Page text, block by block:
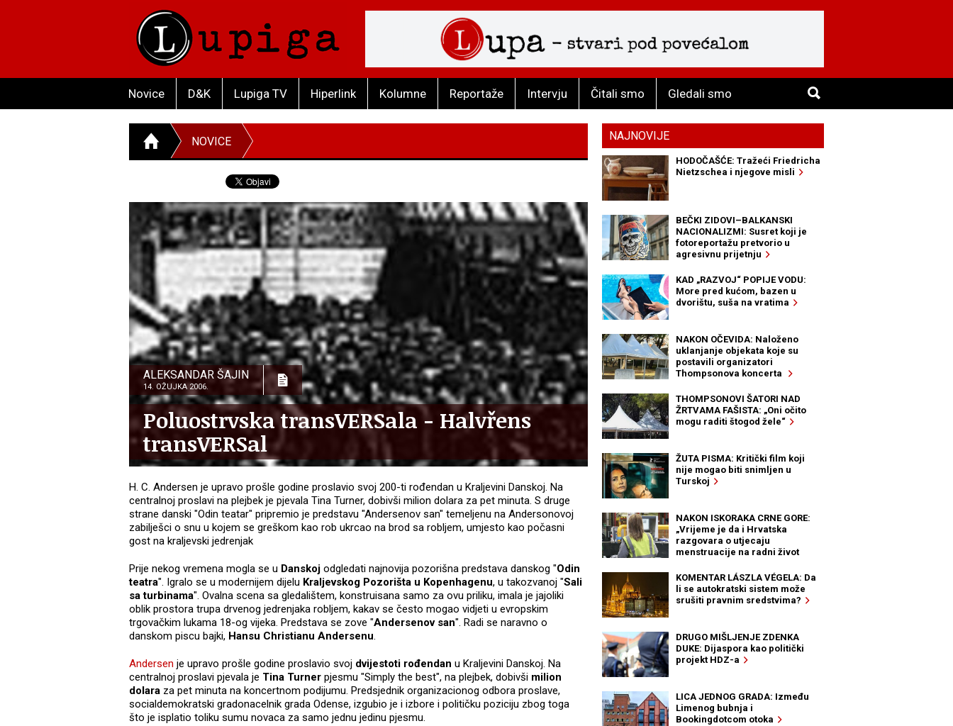
Novice D&K Lupiga TV Hiperlink Kolumne Reportaže Intervju Čitali smo Gledali smo
NOVICE
ALEKSANDAR ŠAJIN
14. OŽUJKA 2006.
Poluostrvska transVERSala - Halvřens
transVERSal
H. C. Andersen je upravo prošle godine proslavio svoj 200-ti rođendan u Kraljevini Danskoj. Na
centralnoj proslavi na plejbek je pjevala Tina Turner, dobivši milion dolara za pet minuta. S druge
strane danski "Odin teatar" pripremio je predstavu "Andersenov san" temeljenu na Andersonovoj
zabilješci o snu u kojem se greškom kao rob ukrcao na brod sa robljem, umjesto kao počasni
gost na kraljevski jedrenjak
Prije nekog vremena mogla se u Danskoj odgledati najnovija pozorišna predstava danskog "Odin
teatra". Igralo se u modernijem dijelu Kraljevskog Pozorišta u Kopenhagenu, u takozvanoj "Sali
sa turbinama". Ovalna scena sa gledalištem, konstruisana samo za ovu priliku, imala je jajoliki
oblik prostora trupa drvenog jedrenjaka robljem, kakav se često mogao vidjeti u evropskim
trgovačkim lukama 18-og vijeka. Predstava se zove "Andersenov san". Radi se naravno o
danskom piscu bajki, Hansu Christianu Andersenu.
Andersen je upravo prošle godine proslavio svoj dvijestoti rođendan u Kraljevini Danskoj. Na
centralnoj proslavi pjevala je Tina Turner pjesmu "Simply the best", na plejbek, dobivši milion
dolara za pet minuta na koncertnom podijumu. Predsjednik organizacionog odbora proslave,
socialdemokratski gradonacelnik grada Odense, izgubio je i izbore i političku poziciju zbog toga
što je isplatio toliku sumu novaca za samo jednu jedinu pjesmu.
NAJNOVIJE
HODOČAŠĆE: Tražeći Friedricha
Nietzschea i njegove misli
BEČKI ZIDOVI–BALKANSKI
NACIONALIZMI: Susret koji je
fotoreportažu pretvorio u
agresivnu prijetnju
KAD „RAZVOJ“ POPIJE VODU:
More pred kućom, bazen u
dvorištu, suša na vratima
NAKON OČEVIDA: Naloženo
uklanjanje objekata koje su
postavili organizatori
Thompsonova koncerta
THOMPSONOVI ŠATORI NAD
ŽRTVAMA FAŠISTA: „Oni očito
mogu raditi štogod žele“
ŽUTA PISMA: Kritički film koji
nije mogao biti snimljen u
Turskoj
NAKON ISKORAKA CRNE GORE:
„Vrijeme je da i Hrvatska
razgovara o utjecaju
menstruacije na radni život
KOMENTAR LÁSZLA VÉGELA: Da
li se autokratski sistem može
srušiti pravnim sredstvima?
DRUGO MIŠLJENJE ZDENKA
DUKE: Dijaspora kao politički
projekt HDZ-a
LICA JEDNOG GRADA: Između
Limenog bubnja i
Bookingdotcom otoka